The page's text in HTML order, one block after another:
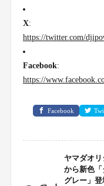
X:
https://twitter.com/
Facebook:
https://
Facebook
ヤマダオ
から新色「
グレー」登